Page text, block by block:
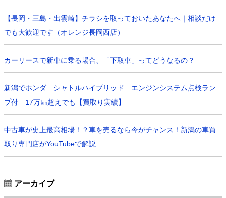
【長岡・三島・出雲崎】チラシを取っておいたあなたへ｜相談だけ
でも大歓迎です（オレンジ長岡西店）
カーリースで新車に乗る場合、「下取車」ってどうなるの？
新潟でホンダ シャトルハイブリッド エンジンシステム点検ラン
プ付 17万㎞超えでも【買取り実績】
中古車が史上最高相場！？車を売るなら今がチャンス！新潟の車買
取り専門店がYouTubeで解説
アーカイブ